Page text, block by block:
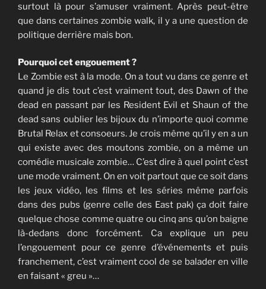
surtout là pour s’amuser vraiment. Après peut-être
que dans certaines zombie walk, il y a une question de
politique derrière mais bon.
Pourquoi cet engouement ?
Le Zombie est à la mode. On a tout vu dans ce genre et
quand je dis tout c’est vraiment tout, des Dawn of the
dead en passant par les Resident Evil et Shaun of the
dead sans oublier les bijoux du n’importe quoi comme
Brutal Relax et consoeurs. Je crois même qu’il y en a un
qui existe avec des moutons zombie, on a même un
comédie musicale zombie… C’est dire à quel point c’est
une mode vraiment. On en voit partout que ce soit dans
les jeux vidéo, les films et les séries même parfois
dans des pubs (genre celle des East pak) ça doit faire
quelque chose comme quatre ou cinq ans qu’on baigne
là-dedans donc forcément. Ca explique un peu
l’engouement pour ce genre d’événements et puis
franchement, c’est vraiment cool de se balader en ville
en faisant « greu »…